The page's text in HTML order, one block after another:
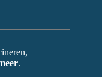
.